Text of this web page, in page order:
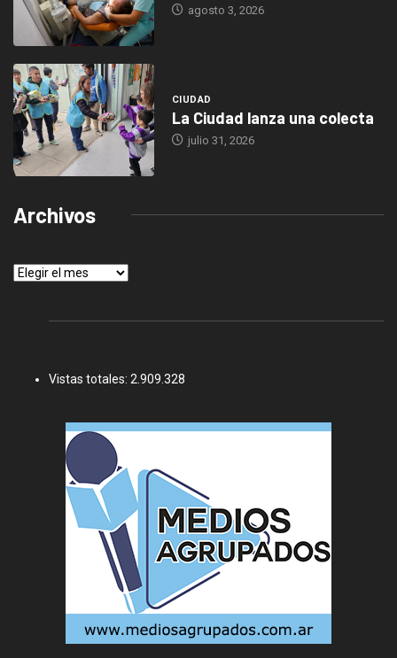
agosto 3, 2026
CIUDAD
La Ciudad lanza una colecta
julio 31, 2026
Archivos
Archivos
Vistas totales: 2.909.328